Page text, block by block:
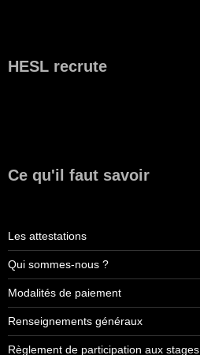
HESL recrute
Ce qu'il faut savoir
Les attestations
Qui sommes-nous ?
Modalités de paiement
Renseignements généraux
Règlement de participation aux stages